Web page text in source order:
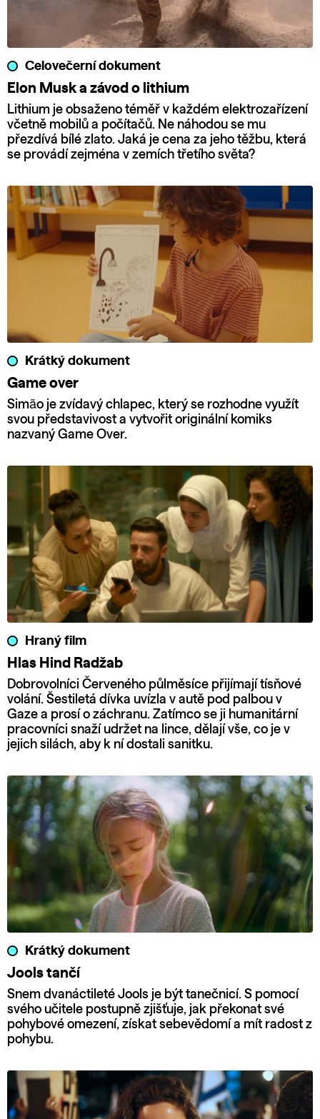
Celovečerní dokument
Elon Musk a závod o lithium
Lithium je obsaženo téměř v každém elektrozařízení
včetně mobilů a počítačů. Ne náhodou se mu
přezdívá bílé zlato. Jaká je cena za jeho těžbu, která
se provádí zejména v zemích třetího světa?
Krátký dokument
Game over
Simão je zvídavý chlapec, který se rozhodne využít
svou představivost a vytvořit originální komiks
nazvaný Game Over.
Hraný film
Hlas Hind Radžab
Dobrovolníci Červeného půlměsíce přijímají tísňové
volání. Šestiletá dívka uvízla v autě pod palbou v
Gaze a prosí o záchranu. Zatímco se ji humanitární
pracovníci snaží udržet na lince, dělají vše, co je v
jejich silách, aby k ní dostali sanitku.
Krátký dokument
Jools tančí
Snem dvanáctileté Jools je být tanečnicí. S pomocí
svého učitele postupně zjišťuje, jak překonat své
pohybové omezení, získat sebevědomí a mít radost z
pohybu.